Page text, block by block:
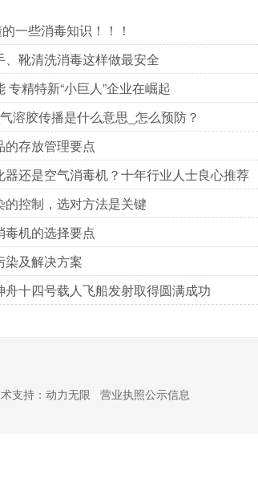
一些消毒知识！！！
靴清洗消毒这样做最安全
专精特新“小巨人”企业在崛起
溶胶传播是什么意思_怎么预防？
的存放管理要点
还是空气消毒机？十年行业人士良心推荐
控制，选对方法是关键
毒机的选择要点
染及解决方案
十四号载人飞船发射取得圆满成功
支持： 动力无限 营业执照公示信息